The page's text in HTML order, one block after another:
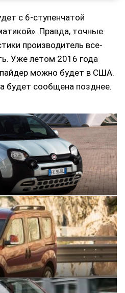
с 6-ступенчатой
Правда, точные
производитель все-
Уже летом 2016 года
можно будет в США.
будет сообщена позднее.